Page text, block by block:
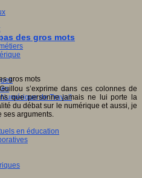
de Travail
en éducation
des gros mots
s’exprime dans ces colonnes de
que personne jamais ne lui porte la
du débat sur le numérique et aussi, je
ses arguments.